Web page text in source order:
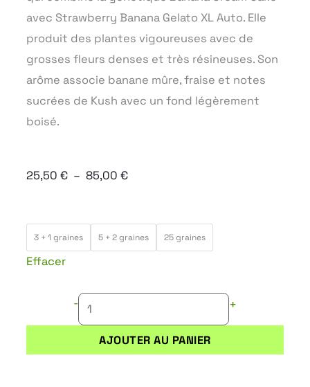
avec Strawberry Banana Gelato XL Auto. Elle
produit des plantes vigoureuses avec de
grosses fleurs denses et très résineuses. Son
arôme associe banane mûre, fraise et notes
sucrées de Kush avec un fond légèrement
boisé.
25,50 € – 85,00 €Plage
25,50 €
3 + 1 graines 5 + 2 graines 25 graines
Effacer
-
de
CREAM
XL
AUTO
+
AJOUTER AU PANIER